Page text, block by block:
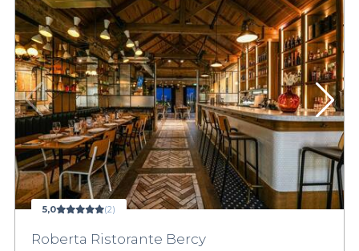
5,0 (2)
Roberta Ristorante Bercy